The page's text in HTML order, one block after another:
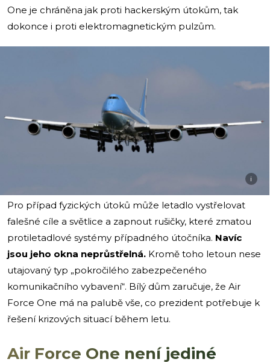
One je chráněna jak proti hackerským útokům, tak
dokonce i proti elektromagnetickým pulzům.
i
Pro případ fyzických útoků může letadlo vystřelovat
falešné cíle a světlice a zapnout rušičky, které zmatou
protiletadlové systémy případného útočníka. Navíc
jsou jeho okna neprůstřelná. Kromě toho letoun nese
utajovaný typ „pokročilého zabezpečeného
komunikačního vybavení“. Bílý dům zaručuje, že Air
Force One má na palubě vše, co prezident potřebuje k
řešení krizových situací během letu.
Air Force One není jediné